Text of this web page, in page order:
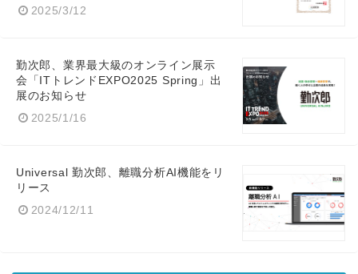
2025/3/12
勤次郎、業界最大級のオンライン展示
会「ITトレンドEXPO2025 Spring」出
展のお知らせ
2025/1/16
Universal 勤次郎、離職分析AI機能をリ
リース
2024/12/11